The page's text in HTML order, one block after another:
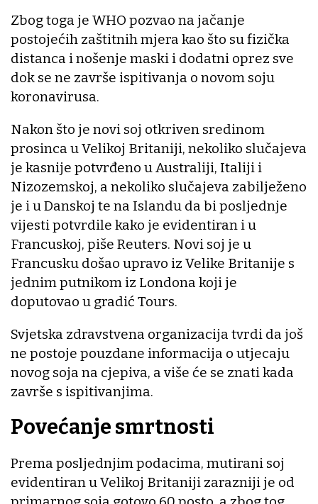
Zbog toga je WHO pozvao na jačanje
postojećih zaštitnih mjera kao što su fizička
distanca i nošenje maski i dodatni oprez sve
dok se ne završe ispitivanja o novom soju
koronavirusa.
Nakon što je novi soj otkriven sredinom
prosinca u Velikoj Britaniji, nekoliko slučajeva
je kasnije potvrđeno u Australiji, Italiji i
Nizozemskoj, a nekoliko slučajeva zabilježeno
je i u Danskoj te na Islandu da bi posljednje
vijesti potvrdile kako je evidentiran i u
Francuskoj, piše Reuters. Novi soj je u
Francusku došao upravo iz Velike Britanije s
jednim putnikom iz Londona koji je
doputovao u gradić Tours.
Svjetska zdravstvena organizacija tvrdi da još
ne postoje pouzdane informacija o utjecaju
novog soja na cjepiva, a više će se znati kada
završe s ispitivanjima.
Povećanje smrtnosti
Prema posljednjim podacima, mutirani soj
evidentiran u Velikoj Britaniji zarazniji je od